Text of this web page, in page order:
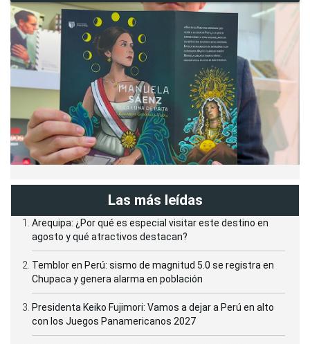
Las más leídas
Arequipa: ¿Por qué es especial visitar este destino en
agosto y qué atractivos destacan?
Temblor en Perú: sismo de magnitud 5.0 se registra en
Chupaca y genera alarma en población
Presidenta Keiko Fujimori: Vamos a dejar a Perú en alto
con los Juegos Panamericanos 2027